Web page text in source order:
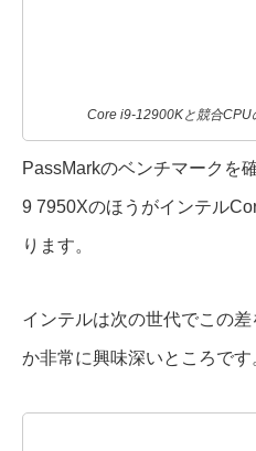
Core i9-12900Kと競合CPU
PassMarkのベンチマークを
9 7950Xのほうがインテル
ります。
インテルは次の世代でこの
か非常に興味深いところです